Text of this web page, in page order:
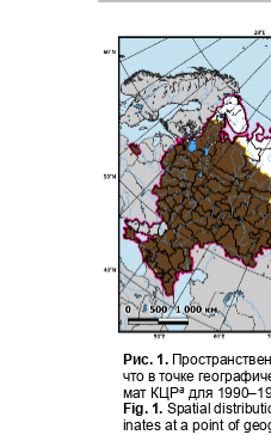
Рис. 1.
что в точке
мат КЦРа для 1990–
Fig. 1. Spatial
inates at a point of